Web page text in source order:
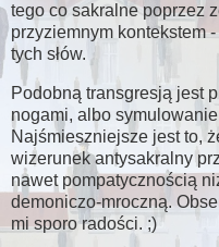
tego co sakralne poprzez
przyziemnym kontekstem
tych słów.
Podobną transgresją jest
nogami, albo
Najśmieszniejsze jest to,
wizerunek antysakralny
nawet pompatycznością
demoniczo-mroczną.
mi sporo radości. ;)